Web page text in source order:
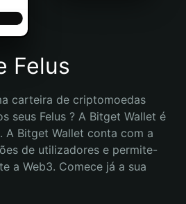
Felus
carteira de criptomoedas
seus Felus ? A Bitget Wallet é
A Bitget Wallet conta com a
de utilizadores e permite-
a Web3. Comece já a sua